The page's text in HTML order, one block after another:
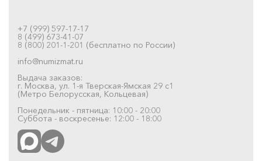
+7 (999) 597-17-17
8 (499) 673-41-07
8 (800) 201-1-201 (бесплатно по России)
info@numizmat.ru
Выдача заказов:
г. Москва, ул. 1-я Тверская-Ямская 29 с1
(Метро Белорусская, Кольцевая)
Понедельник - пятница: 10:00 - 20:00
Суббота - воскресенье: 12:00 - 18:00